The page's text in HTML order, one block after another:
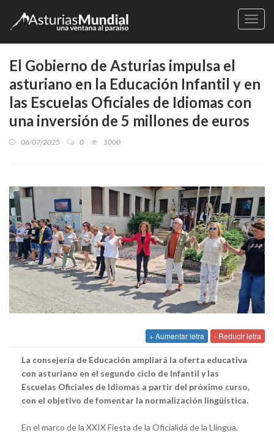
El Gobierno de Asturias impulsa el
asturiano en la Educación Infantil y en
las Escuelas Oficiales de Idiomas con
una inversión de 5 millones de euros
06/07/2025 0 1000
+ Aumentar letra - Reducir letra
La consejería de Educación ampliará la oferta educativa
con asturiano en el segundo ciclo de Infantil y las
Escuelas Oficiales de Idiomas a partir del próximo curso,
con el objetivo de fomentar la normalización lingüística.
En el marco de la XXIX Fiesta de la Oficialidá de la Llingua,